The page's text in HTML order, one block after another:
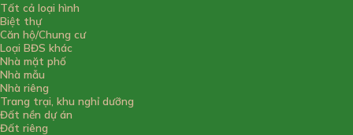
Tất cả loại hình
Biệt thự
Căn hộ/Chung cư
Loại BĐS khác
Nhà mặt phố
Nhà mẫu
Nhà riêng
Trang trại, khu nghỉ dưỡng
Đất nền dự án
Đất riêng